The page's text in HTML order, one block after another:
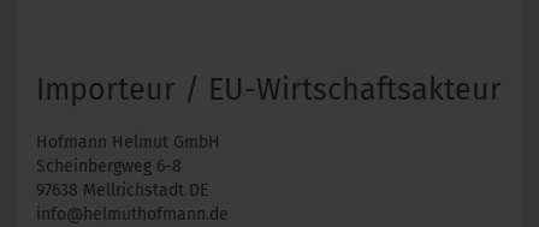
Importeur / EU-Wirtschaftsakteur
Hofmann Helmut GmbH
Scheinbergweg 6-8
97638 Mellrichstadt DE
info@helmuthofmann.de